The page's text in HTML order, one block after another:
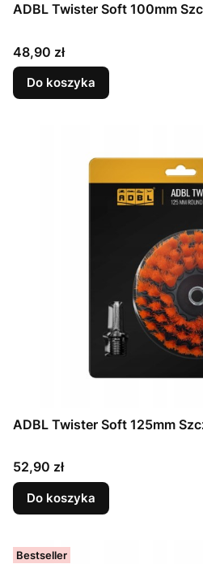
ADBL Twister Soft 100mm
Cena
48,90 zł
Do koszyka
ADBL Twister Soft 125mm
Cena
52,90 zł
Do koszyka
Bestseller